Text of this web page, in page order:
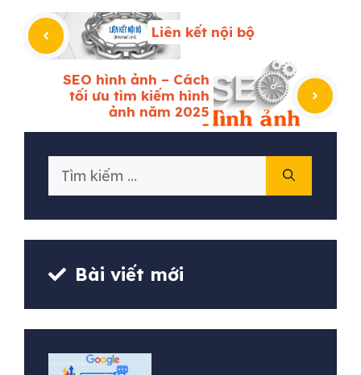
Liên kết nội bộ
SEO hình ảnh – Cách
tối ưu tìm kiếm hình
ảnh năm 2025
Tìm
Bài viết mới